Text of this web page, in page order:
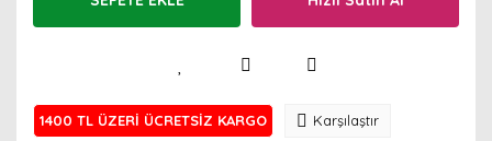
1400 TL ÜZERİ ÜCRETSİZ KARGO Karşılaştır